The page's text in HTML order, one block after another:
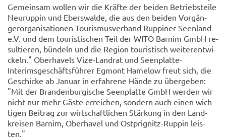
Ge­mein­sam wol­len wir die Kräf­te der bei­den Be­triebs­tei­le
Neu­rup­pin und Ebers­wal­de, die aus den bei­den Vor­gän­
ger­or­ga­ni­sa­tio­nen Tou­ris­mus­ver­band Rup­pi­ner Se­en­land
e.V. und dem tou­ris­ti­schen Teil der WITO Bar­nim GmbH re­
sul­tie­ren, bün­deln und die Re­gi­on tou­ris­tisch wei­ter­ent­wi­
ckeln." Ober­ha­vels Vize-​Landrat und Seenplatte-​
Interimsgeschäftsführer Eg­mont Ha­me­low freut sich, die
Ge­schi­cke ab Ja­nu­ar in er­fah­re­ne Hände zu über­ge­ben:
"Mit der Bran­den­bur­gi­sche Se­en­plat­te GmbH wer­den wir
nicht nur mehr Gäste er­rei­chen, son­dern auch einen wich­
ti­gen Bei­trag zur wirt­schaft­li­chen Stär­kung in den Land­
krei­sen Bar­nim, Ober­ha­vel und Ostprignitz-​Ruppin leis­
ten."